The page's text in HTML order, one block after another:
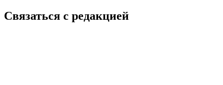
Связаться с редакцией